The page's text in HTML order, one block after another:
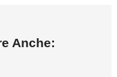
Anche: